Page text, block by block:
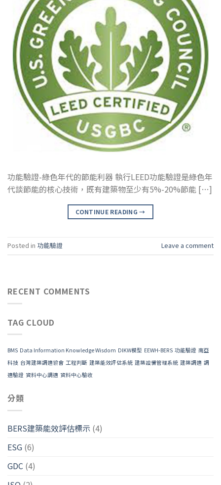
功能驗證-綠色年代的節能利器 執行LEED功能驗證是綠色年
代談節能的核心技術，既有建築物至少有5%-20%節能 […]
CONTINUE READING→
Posted in 功能驗證 Leave a comment
RECENT COMMENTS
TAG CLOUD
BMS Data Information Knowledge Wisdom DIKW模型 EEWH-BERS 功能驗證 南亞
科技 台灣建築調適協會 工程判斷 建築能效評估系統 建築設備管理系統 建築調適 調
適驗證 資料中心調適 資料中心驗收
分類
BERS建築能效評估標示 (4)
ESG (6)
GDC (4)